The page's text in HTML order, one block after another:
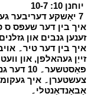
יוחנן 10: 10-7
7 יאָשקע דעריבער
איך בין דער טיר۔
זייַן געהאלפן, און וועט
צעשטערן۔ איך
אַבאַנדאַנטלי۔